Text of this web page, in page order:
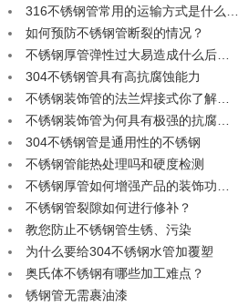
316不锈钢管常用的运输方式是什么…
如何预防不锈钢管断裂的情况？
不锈钢厚管弹性过大易造成什么后…
304不锈钢管具有高抗腐蚀能力
不锈钢装饰管的法兰焊接式你了解…
不锈钢装饰管为何具有极强的抗腐…
304不锈钢管是通用性的不锈钢
不锈钢管能热处理吗和硬度检测
不锈钢厚管如何增强产品的装饰功…
不锈钢管裂隙如何进行修补？
教您防止不锈钢管生锈、污染
为什么要给304不锈钢水管加覆塑
奥氏体不锈钢有哪些加工难点？
锈钢管无需裹油漆